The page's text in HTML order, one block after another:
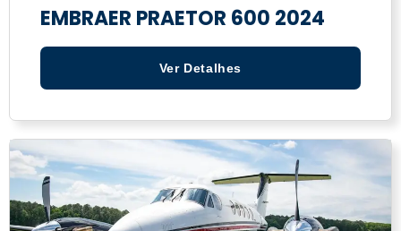
EMBRAER PRAETOR 600 2024
Ver Detalhes